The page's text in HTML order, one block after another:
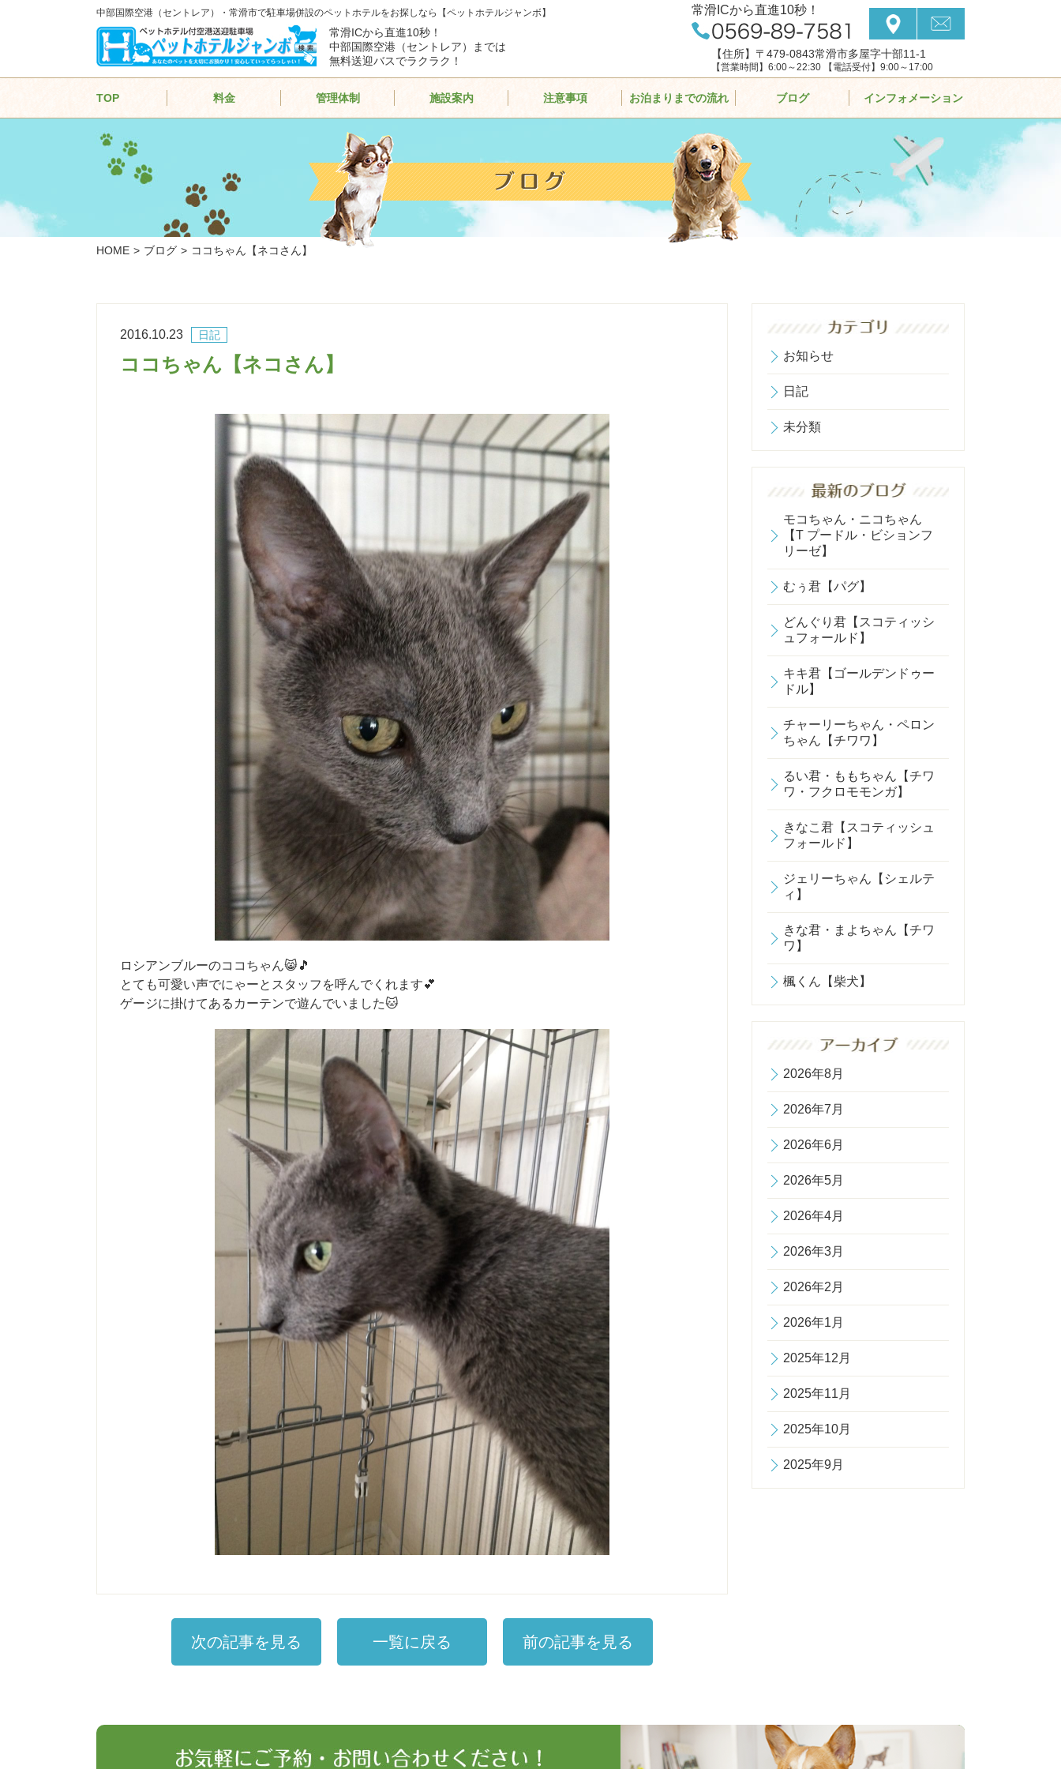
中部国際空港（セントレア）・常滑市で駐車場併設のペットホテルをお探しなら【ペットホテルジャンボ】
常滑ICから直進10秒！
中部国際空港（セントレア）までは
無料送迎バスでラクラク！
常滑ICから直進10秒！
【住所】〒479-0843常滑市多屋字十部11-1
【営業時間】6:00～22:30 【電話受付】9:00～17:00
TOP 料金 管理体制 施設案内 注意事項 お泊まりまでの流れ ブログ インフォメーション
HOME ブログ ココちゃん【ネコさん】
日記
2016.10.23
ココちゃん【ネコさん】
ロシアンブルーのココちゃん😸🎵
とても可愛い声でにゃーとスタッフを呼んでくれます💕
ゲージに掛けてあるカーテンで遊んでいました🐱
次の記事を見る 一覧に戻る 前の記事を見る
お知らせ
日記
未分類
モコちゃん・ニコちゃん
【T プードル・ビションフ
リーゼ】
むぅ君【パグ】
どんぐり君【スコティッシ
ュフォールド】
キキ君【ゴールデンドゥー
ドル】
チャーリーちゃん・ペロン
ちゃん【チワワ】
るい君・ももちゃん【チワ
ワ・フクロモモンガ】
きなこ君【スコティッシュ
フォールド】
ジェリーちゃん【シェルテ
ィ】
きな君・まよちゃん【チワ
ワ】
楓くん【柴犬】
2026年8月
2026年7月
2026年6月
2026年5月
2026年4月
2026年3月
2026年2月
2026年1月
2025年12月
2025年11月
2025年10月
2025年9月